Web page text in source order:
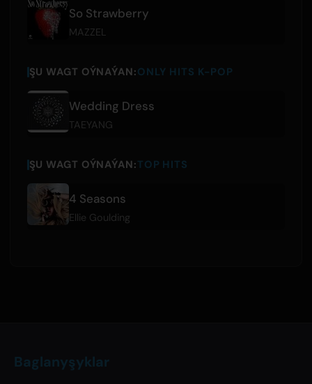
So Strawberry
MAZZEL
ŞU WAGT OÝNAÝAN:ONLY HITS K-POP
Wedding Dress
TAEYANG
ŞU WAGT OÝNAÝAN:TOP HITS
4 Seasons
Ellie Goulding
Baglanyşyklar